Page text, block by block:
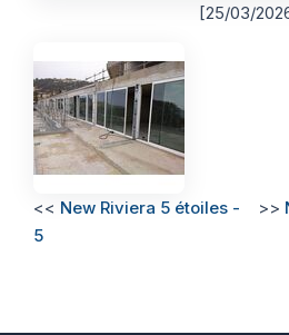
[25/03/
<< New Riviera 5 étoiles -
5
>>